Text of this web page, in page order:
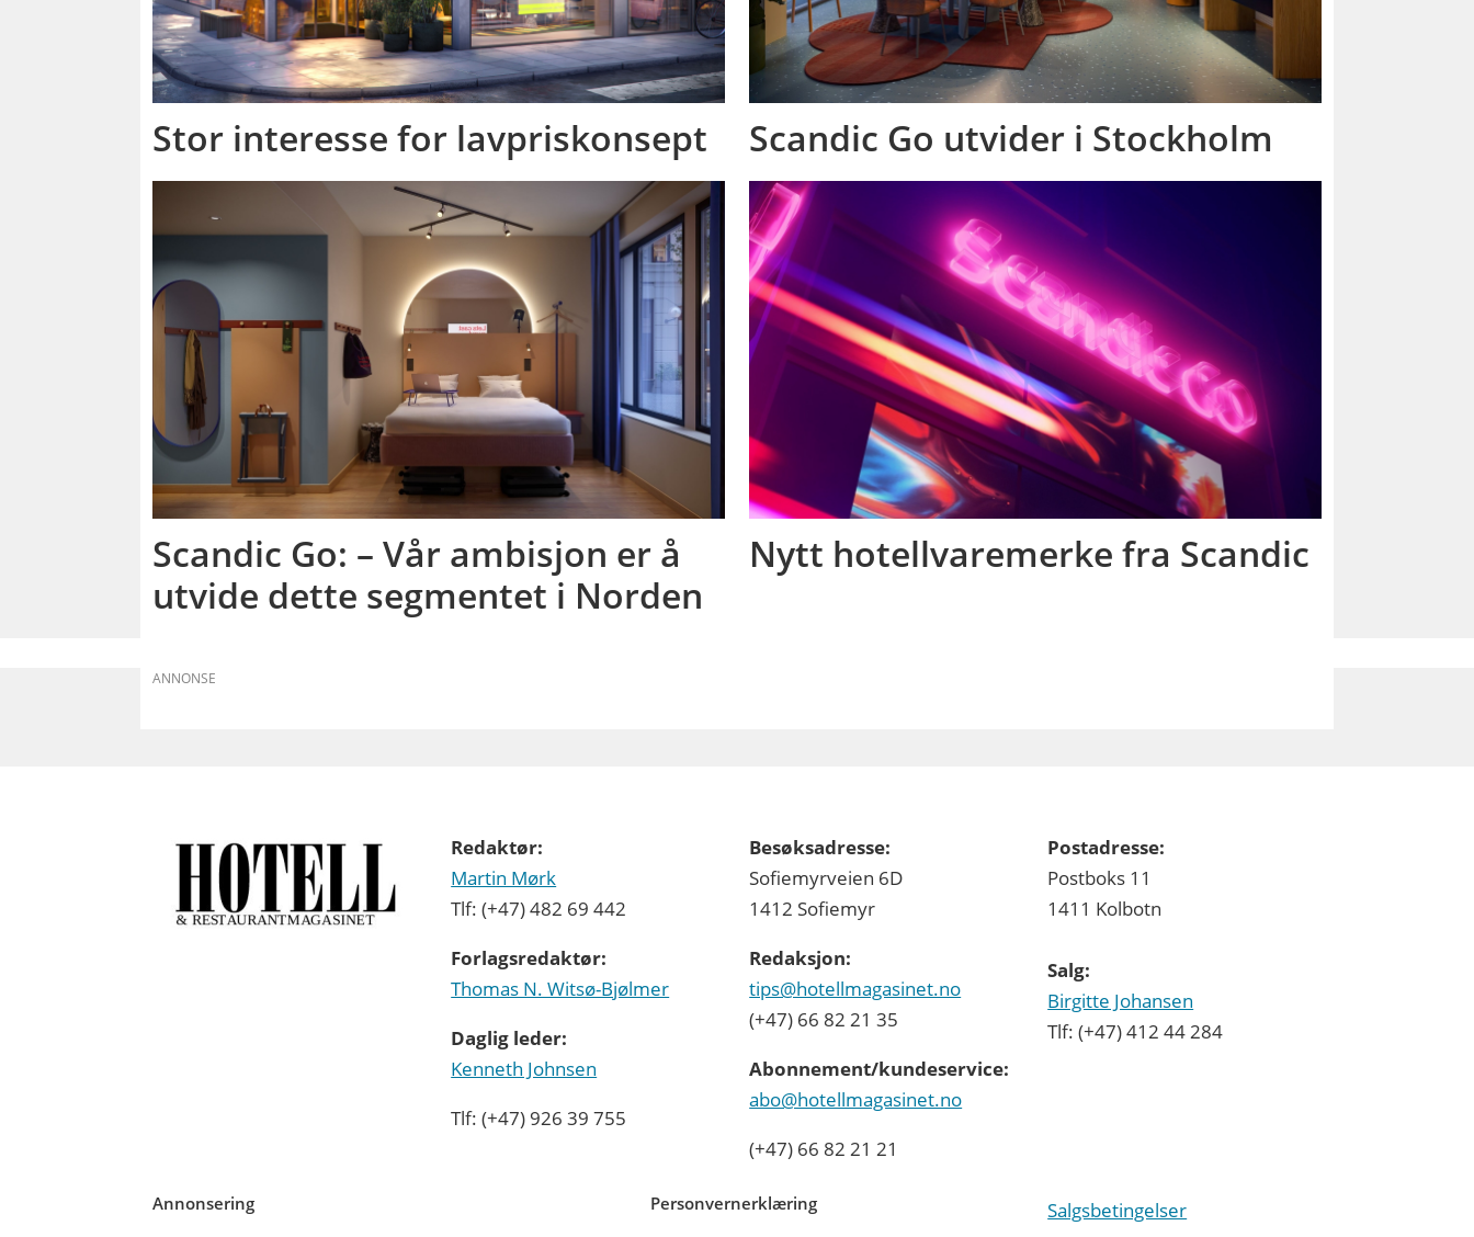
Stor interesse for lavpriskonsept Scandic Go utvider i Stockholm
Scandic Go: – Vår ambisjon er å
utvide dette segmentet i Norden
Nytt hotellvaremerke fra Scandic
ANNONSE
Redaktør:
Martin Mørk
Tlf: (+47) 482 69 442
Forlagsredaktør:
Thomas N. Witsø-Bjølmer
Daglig leder:
Kenneth Johnsen
Tlf: (+47) 926 39 755
Besøksadresse:
Sofiemyrveien 6D
1412 Sofiemyr
Redaksjon:
tips@hotellmagasinet.no
(+47) 66 82 21 35
Abonnement/kundeservice:
abo@hotellmagasinet.no
(+47) 66 82 21 21
Postadresse:
Postboks 11
1411 Kolbotn
Salg:
Birgitte Johansen
Tlf: (+47) 412 44 284
Annonsering Personvernerklæring Salgsbetingelser